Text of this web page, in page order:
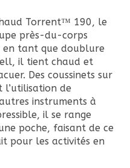
Torrent™ 190, le
près-du-corps
tant que doublure
il tient chaud et
Des coussinets sur
l’utilisation de
instruments à
il se range
poche, faisant de ce
pour les activités en